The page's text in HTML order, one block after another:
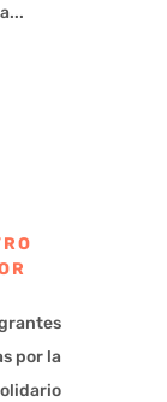
por la